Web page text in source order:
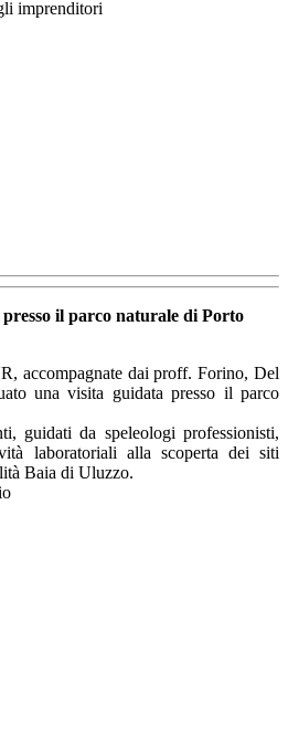
il parco naturale di Porto
accompagnate dai proff. Forino, Del
una visita guidata presso il parco
guidati da speleologi professionisti,
laboratoriali alla scoperta dei siti
Baia di Uluzzo.